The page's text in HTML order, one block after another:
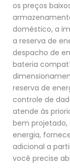
os preços
doméstico, a
a reserva de
despacho de
bateria
reserva de
controle de
atende às
bem projetado,
energia,
adicional a
você precise